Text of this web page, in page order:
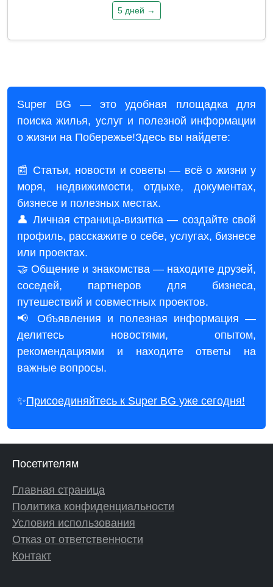
5 дней →
Super BG — это удобная площадка для
поиска жилья, услуг и полезной информации
о жизни на Побережье!Здесь вы найдете:
📰 Статьи, новости и советы — всё о жизни у
моря, недвижимости, отдыхе, документах,
бизнесе и полезных местах.
👤 Личная страница-визитка — создайте свой
профиль, расскажите о себе, услугах, бизнесе
или проектах.
🤝 Общение и знакомства — находите друзей,
соседей, партнеров для бизнеса,
путешествий и совместных проектов.
📢 Объявления и полезная информация —
делитесь новостями, опытом,
рекомендациями и находите ответы на
важные вопросы.
✨Присоединяйтесь к Super BG уже сегодня!
Посетителям
Главная страница
Политика конфиденциальности
Условия использования
Отказ от ответственности
Контакт